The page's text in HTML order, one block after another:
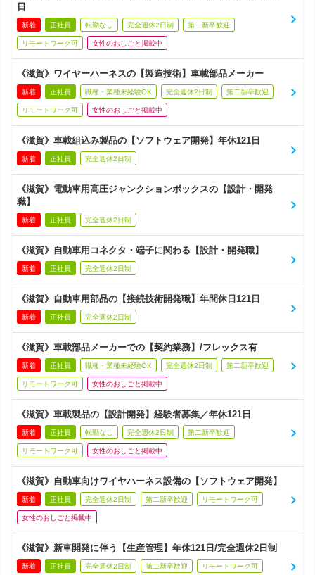
日
新着 正社員 転勤なし 完全週休2日制 第二新卒歓迎
リモートワーク可 女性のおしごと掲載中
《滋賀》ワイヤーハーネスの【製造技術】車載部品メーカー
新着 正社員 職種・業種未経験OK 完全週休2日制 第二新卒歓迎
リモートワーク可 女性のおしごと掲載中
《滋賀》車載組込み製品の【ソフトウェア開発】年休121日
新着 正社員 完全週休2日制
《滋賀》電動車用高圧ジャンクションボックスの【設計・開発
職】
新着 正社員 完全週休2日制
《滋賀》自動車用コネクタ・端子に関わる【設計・開発職】
新着 正社員 完全週休2日制
《滋賀》自動車用部品の【接続技術開発職】年間休日121日
新着 正社員 完全週休2日制
《滋賀》車載部品メーカーでの【契約業務】/フレックス有
新着 正社員 職種・業種未経験OK 完全週休2日制 第二新卒歓迎
リモートワーク可 女性のおしごと掲載中
《滋賀》車載製品の【設計開発】経験者募集／年休121日
新着 正社員 転勤なし 完全週休2日制 第二新卒歓迎
リモートワーク可 女性のおしごと掲載中
《滋賀》自動車向けワイヤハーネス設備の【ソフトウェア開発】
新着 正社員 完全週休2日制 第二新卒歓迎 リモートワーク可
女性のおしごと掲載中
《滋賀》新車開発に伴う【生産管理】年休121日/完全週休2日制
新着 正社員 完全週休2日制 第二新卒歓迎 リモートワーク可